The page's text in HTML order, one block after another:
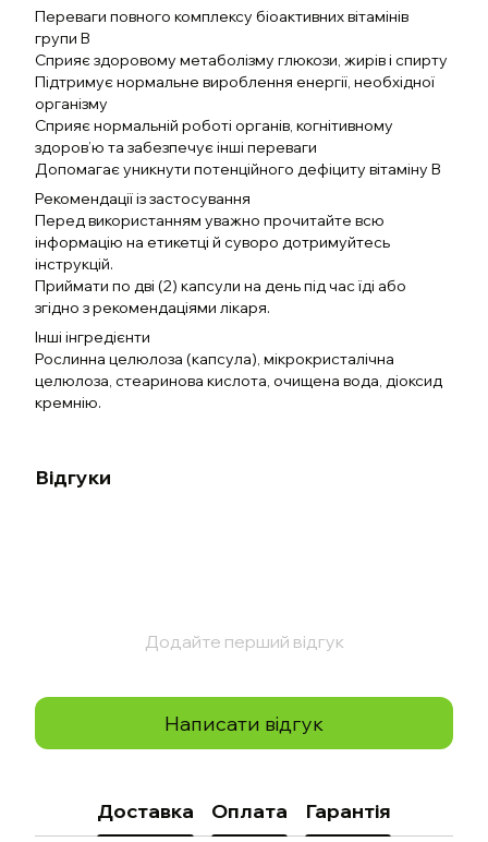
Переваги повного комплексу біоактивних вітамінів
групи B
Сприяє здоровому метаболізму глюкози, жирів і спирту
Підтримує нормальне вироблення енергії, необхідної
організму
Сприяє нормальній роботі органів, когнітивному
здоров’ю та забезпечує інші переваги
Допомагає уникнути потенційного дефіциту вітаміну В
Рекомендації із застосування
Перед використанням уважно прочитайте всю
інформацію на етикетці й суворо дотримуйтесь
інструкцій.
Приймати по дві (2) капсули на день під час їді або
згідно з рекомендаціями лікаря.
Інші інгредієнти
Рослинна целюлоза (капсула), мікрокристалічна
целюлоза, стеаринова кислота, очищена вода, діоксид
кремнію.
Відгуки
Додайте перший відгук
Написати відгук
Доставка Оплата Гарантія